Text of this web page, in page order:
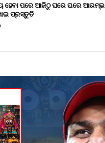
ହେବା ପରେ ଆଜିଠୁ ଘରେ ଘରେ ଆରମ୍ଭ
ପ୍ରସ୍ତୁତି